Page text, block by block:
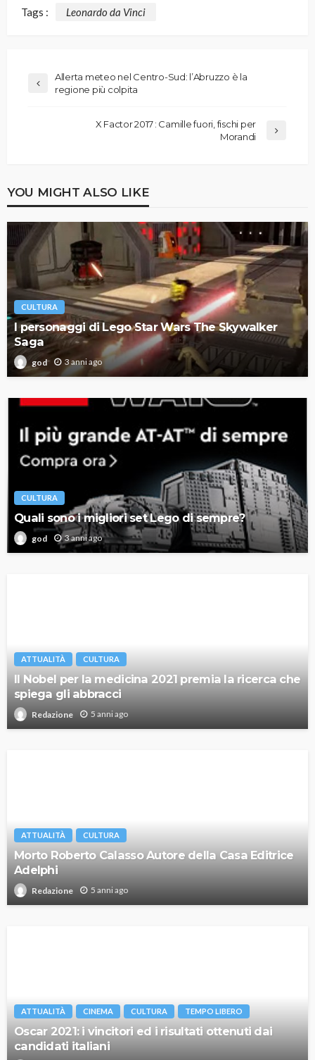
Tags : Leonardo da Vinci
Allerta meteo nel Centro-Sud: l’Abruzzo è la
regione più colpita
X Factor 2017 : Camille fuori, fischi per
Morandi
YOU MIGHT ALSO LIKE
CULTURA
I personaggi di Lego Star Wars The Skywalker
Saga
god 3 anni ago
CULTURA
Quali sono i migliori set Lego di sempre?
god 3 anni ago
ATTUALITÀ CULTURA
Il Nobel per la medicina 2021 premia la ricerca che
spiega gli abbracci
Redazione 5 anni ago
ATTUALITÀ CULTURA
Morto Roberto Calasso Autore della Casa Editrice
Adelphi
Redazione 5 anni ago
ATTUALITÀ CINEMA CULTURA TEMPO LIBERO
Oscar 2021: i vincitori ed i risultati ottenuti dai
candidati italiani